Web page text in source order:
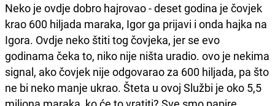
Neko je ovdje dobro hajrovao - deset godina je čovjek
krao 600 hiljada maraka, Igor ga prijavi i onda hajka na
Igora. Ovdje neko štiti tog čovjeka, jer se evo
godinama čeka to, niko nije ništa uradio. ovo je nekima
signal, ako čovjek nije odgovarao za 600 hiljada, pa što
ne bi neko manje ukrao. Šteta u ovoj Službi je oko 5,5